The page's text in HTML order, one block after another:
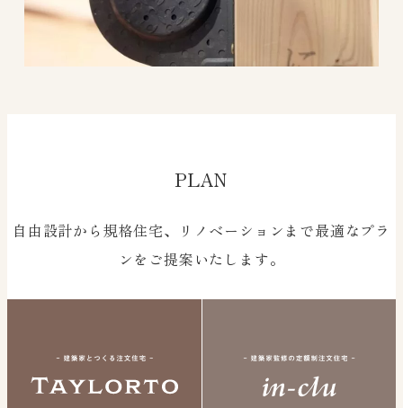
PLAN
自由設計から規格住宅、リノベーションまで最適なプラ
ンをご提案いたします。